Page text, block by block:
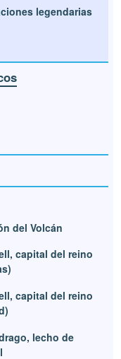
legendarias
del Volcán
capital del reino
capital del reino
lecho de